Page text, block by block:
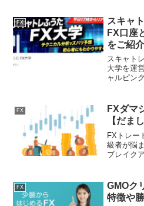
す。スキ
の一つと
FX
スキャ
FX口座
をご紹介
スキャト
大学を運
ャルピン
れからFX
をして...
FX
FXダマ
【だま
FXトレー
級者が悩
ブレイク
スがない
なくあり
FX
GMOク
特徴や